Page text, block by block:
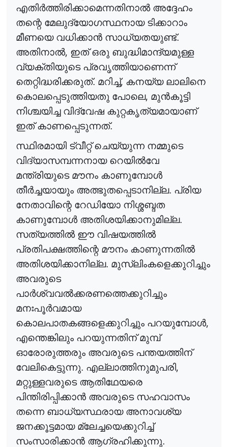
എതിർത്തിരിക്കാമെന്നതിനാൽഅദ്ദേഹം
തന്റെ മേലുദ്യോഗസ്ഥനായ ടിക്കാറാം
മീണയെ വധിക്കാൻ സാധ്യതയുണ്ട്.
അതിനാൽ, ഇത് ഒരു ബുദ്ധിമാന്ദ്യമുള്ള
വ്യക്തിയുടെ പ്രവൃത്തിയാണെന്ന്
തെറ്റിദ്ധരിക്കരുത്. മറിച്ച്, കനയ്യ ലാലിനെ
കൊലപ്പെടുത്തിയതു പോലെ, മുൻകൂട്ടി
നിശ്ചയിച്ച വിദ്വേഷ കുറ്റകൃത്യമായാണ്
ഇത് കാണപ്പെടുന്നത്.
സ്ഥിരമായി ട്വീറ്റ് ചെയ്യുന്ന നമ്മുടെ
വിദ്യാസമ്പന്നനായ റെയിൽവേ
മന്ത്രിയുടെ മൗനം കാണുമ്പോൾ
തീർച്ചയായും അത്ഭുതപ്പെടാനില്ല. പ്രിയ
നേതാവിന്റെ റേഡിയോ നിശ്ശബ്ദത
കാണുമ്പോൾ അതിശയിക്കാനുമില്ല.
സത്യത്തിൽഈ വിഷയത്തിൽ
പ്രതിപക്ഷത്തിന്റെ മൗനം കാണുന്നതിൽ
അതിശയിക്കാനില്ല. മുസ്‌ലിംകളെക്കുറിച്ചും
അവരുടെ
പാർശ്വവൽക്കരണത്തെക്കുറിച്ചും
മനഃപൂർവമായ
കൊലപാതകങ്ങളെക്കുറിച്ചും പറയുമ്പോൾ,
എന്തെങ്കിലും പറയുന്നതിന് മുമ്പ്
ഓരോരുത്തരും അവരുടെ പന്തയത്തിന്
വേലികെട്ടുന്നു. എല്ലാത്തിനുമുപരി,
മറ്റുള്ളവരുടെ ആതിഥേയരെ
പിന്തിരിപ്പിക്കാൻ അവരുടെ സഹവാസം
തന്നെ ബാധ്യസ്ഥരായ അനാവശ്യ
ജനക്കൂട്ടമായ മ്ലേച്ചയെക്കുറിച്ച്
സംസാരിക്കാൻ ആഗ്രഹിക്കുന്നു.